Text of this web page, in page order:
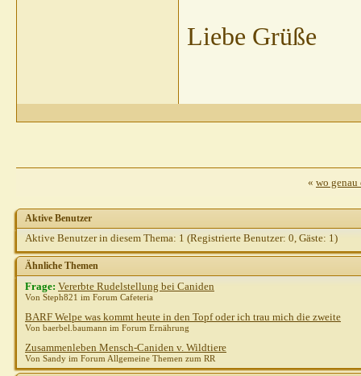
Liebe Grüße
« wo genau
Aktive Benutzer
Aktive Benutzer in diesem Thema: 1 (Registrierte Benutzer: 0, Gäste: 1)
Ähnliche Themen
Frage: Vererbte Rudelstellung bei Caniden
Von Steph821 im Forum Cafeteria
BARF Welpe was kommt heute in den Topf oder ich trau mich die zweite
Von baerbel.baumann im Forum Ernährung
Zusammenleben Mensch-Caniden v. Wildtiere
Von Sandy im Forum Allgemeine Themen zum RR